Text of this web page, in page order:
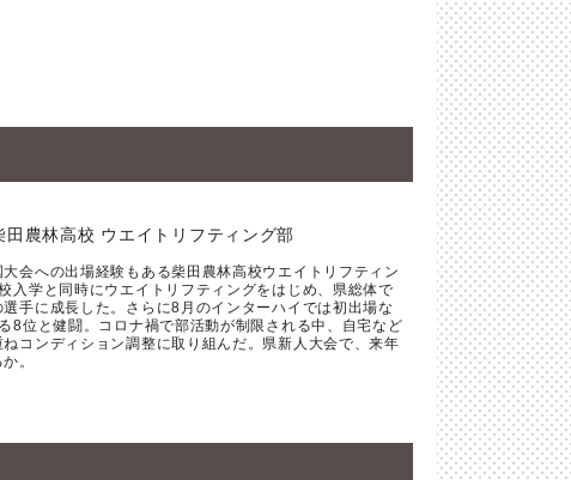
農林高校 ウエイトリフティング部
会への出場経験もある柴田農林高校ウエイトリフティン
入学と同時にウエイトリフティングをはじめ、県総体で
手に成長した。さらに8月のインターハイでは初出場な
8位と健闘。コロナ禍で部活動が制限される中、自宅など
コンディション調整に取り組んだ。県新人大会で、来年
。